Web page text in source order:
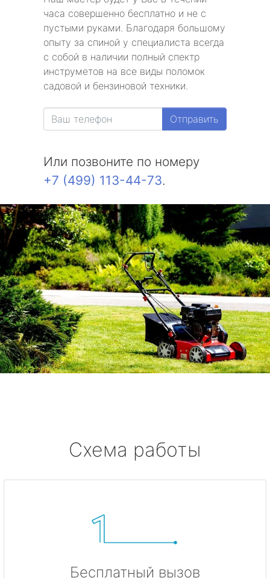
часа совершенно бесплатно и не с
пустыми руками. Благодаря большому
опыту за спиной у специалиста всегда
с собой в наличии полный спектр
инструметов на все виды поломок
садовой и бензиновой техники.
Отправить
Или позвоните по номеру
+7 (499) 113-44-73.
Схема работы
Бесплатный вызов